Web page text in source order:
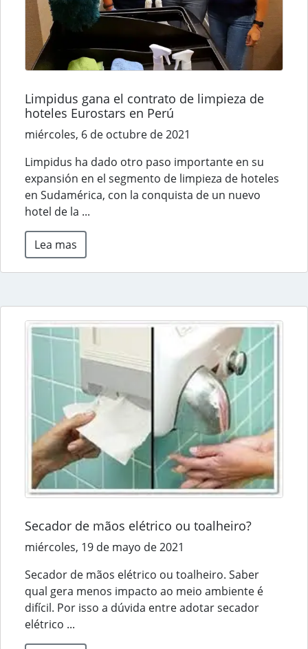
Limpidus gana el contrato de limpieza de
hoteles Eurostars en Perú
miércoles, 6 de octubre de 2021
Limpidus ha dado otro paso importante en su
expansión en el segmento de limpieza de hoteles
en Sudamérica, con la conquista de un nuevo
hotel de la ...
Lea mas
Secador de mãos elétrico ou toalheiro?
miércoles, 19 de mayo de 2021
Secador de mãos elétrico ou toalheiro. Saber
qual gera menos impacto ao meio ambiente é
difícil. Por isso a dúvida entre adotar secador
elétrico ...